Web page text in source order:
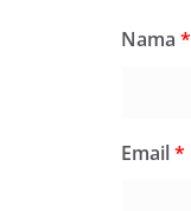
Nama *
Email*